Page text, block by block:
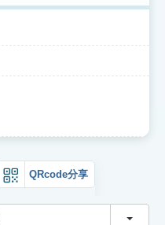
QRcode分享
切換